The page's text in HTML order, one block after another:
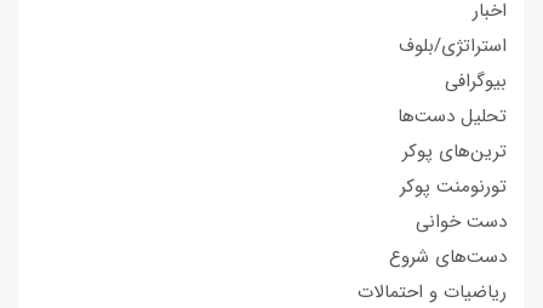
اخبار
استراتژی/بلوف
بیوگرافی
تحلیل دست‌ها
ترین‌های پوکر
تورنومنت پوکر
دست خوانی
دست‌های شروع
ریاضیات و احتمالات